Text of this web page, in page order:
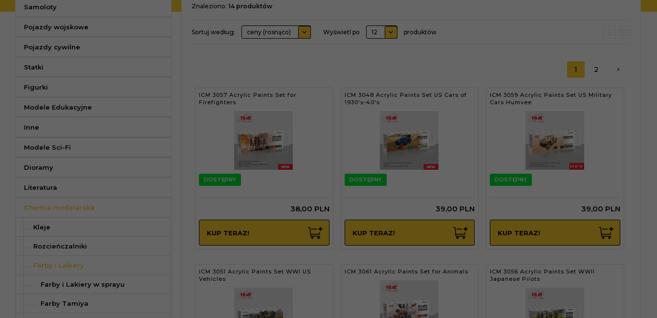
Samoloty
Pojazdy wojskowe
Pojazdy cywilne
Statki
Figurki
Modele Edukacyjne
Inne
Modele Sci-Fi
Dioramy
Literatura
Chemia modelarska
Kleje
Rozcieńczalniki
Farby i Lakiery
Farby i Lakiery w sprayu
Farby Tamiya
Znaleziono: 14 produktów
Sortuj według: ceny (rosnąco) Wyświetl po 12 produktów
1 2
ICM 3057 Acrylic Paints Set for
Firefighters
DOSTĘPNY
38,00 PLN
KUP TERAZ!
ICM 3048 Acrylic Paints Set US Cars of
1930's-40's
DOSTĘPNY
39,00 PLN
KUP TERAZ!
ICM 3059 Acrylic Paints Set US Military
Cars Humvee
DOSTĘPNY
39,00 PLN
KUP TERAZ!
ICM 3051 Acrylic Paints Set WWI US
Vehicles
ICM 3061 Acrylic Paints Set for Animals
ICM 3056 Acrylic Paints Set WWII
Japanese Pilots